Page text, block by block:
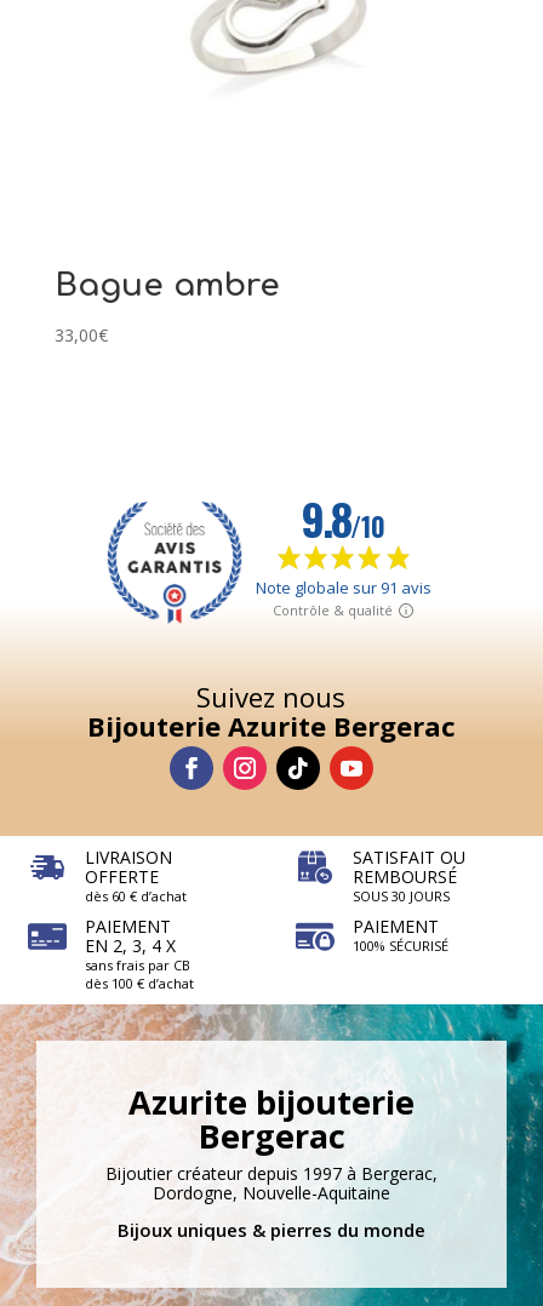
Bague ambre
33,00€
Suivez nous
Bijouterie Azurite Bergerac
LIVRAISON
OFFERTE
dès 60 € d’achat
PAIEMENT
EN 2, 3, 4 X
sans frais par CB
dès 100 € d’achat
SATISFAIT OU
REMBOURSÉ
SOUS 30 JOURS
PAIEMENT
100% SÉCURISÉ
Azurite bijouterie
Bergerac
Bijoutier créateur depuis 1997 à Bergerac,
Dordogne, Nouvelle-Aquitaine
Bijoux uniques & pierres du monde